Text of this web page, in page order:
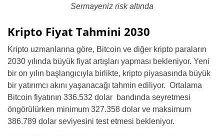
Sermayeniz risk altında
Kripto Fiyat Tahmini 2030
Kripto uzmanlarına göre, Bitcoin ve diğer kripto paraların
2030 yılında büyük fiyat artışları yapması bekleniyor. Yeni
bir on yılın başlangıcıyla birlikte, kripto piyasasında büyük
bir yatırımcı akını yaşanacağı tahmin ediliyor. Ortalama
Bitcoin fiyatının 336.532 dolar bandında seyretmesi
öngörülürken minimum 327.358 dolar ve maksimum
386.789 dolar seviyesini test etmesi bekleniyor.